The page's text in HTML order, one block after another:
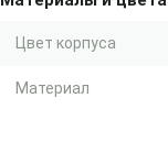
Цвет корпуса
Материал